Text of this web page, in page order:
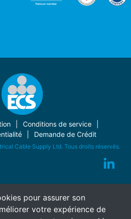
pour assurer son
votre expérience de
Conditions de service
Demande de Crédit
Cable Supply Ltd. Tous droits réservés.